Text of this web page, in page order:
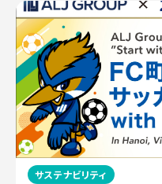
サステナビリティ